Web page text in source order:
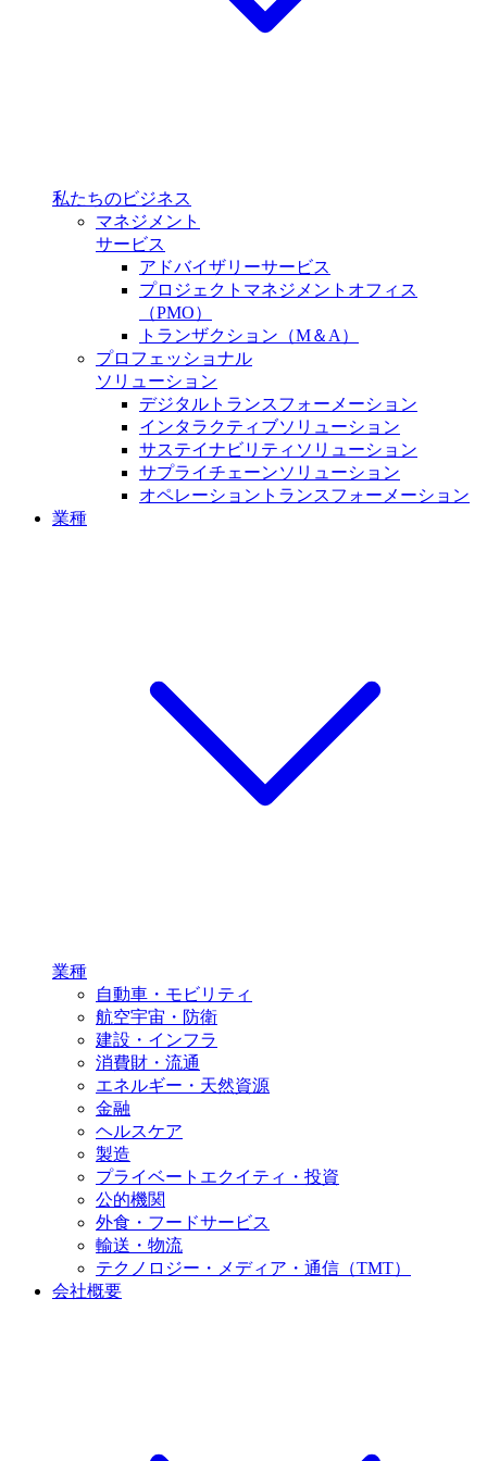
私たちのビジネス
マネジメント
サービス
アドバイザリーサービス
プロジェクトマネジメントオフィス
（PMO）
トランザクション（M＆A）
プロフェッショナル
ソリューション
デジタルトランスフォーメーション
インタラクティブソリューション
サステイナビリティソリューション
サプライチェーンソリューション
オペレーショントランスフォーメーション
業種
業種
自動車・モビリティ
航空宇宙・防衛
建設・インフラ
消費財・流通
エネルギー・天然資源
金融
ヘルスケア
製造
プライベートエクイティ・投資
公的機関
外食・フードサービス
輸送・物流
テクノロジー・メディア・通信（TMT）
会社概要